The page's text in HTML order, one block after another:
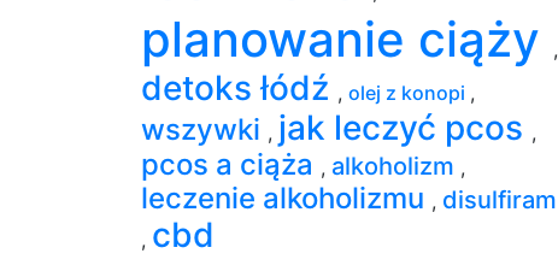
planowanie ciąży ,
detoks łódź , olej z konopi ,
wszywki , jak leczyć pcos ,
pcos a ciąża , alkoholizm ,
leczenie alkoholizmu , disulfiram
, cbd